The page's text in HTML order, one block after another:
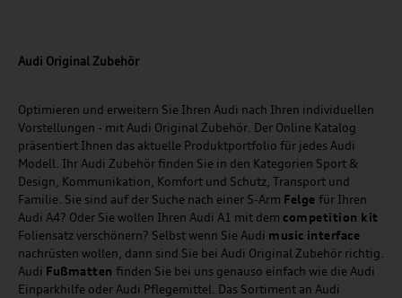
Audi Original Zubehör
Optimieren und erweitern Sie Ihren Audi nach Ihren individuellen
Vorstellungen - mit Audi Original Zubehör. Der Online Katalog
präsentiert Ihnen das aktuelle Produktportfolio für jedes Audi
Modell. Ihr Audi Zubehör finden Sie in den Kategorien Sport &
Design, Kommunikation, Komfort und Schutz, Transport und
Familie. Sie sind auf der Suche nach einer 5-Arm Felge für Ihren
Audi A4? Oder Sie wollen Ihren Audi A1 mit dem competition kit
Foliensatz verschönern? Selbst wenn Sie Audi music interface
nachrüsten wollen, dann sind Sie bei Audi Original Zubehör richtig.
Audi Fußmatten finden Sie bei uns genauso einfach wie die Audi
Einparkhilfe oder Audi Pflegemittel. Das Sortiment an Audi